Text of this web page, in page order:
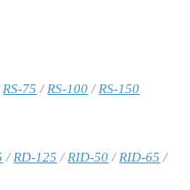
RS-75 /RS-100/RS-150
/RD-125 /RID-50/RID-65 /